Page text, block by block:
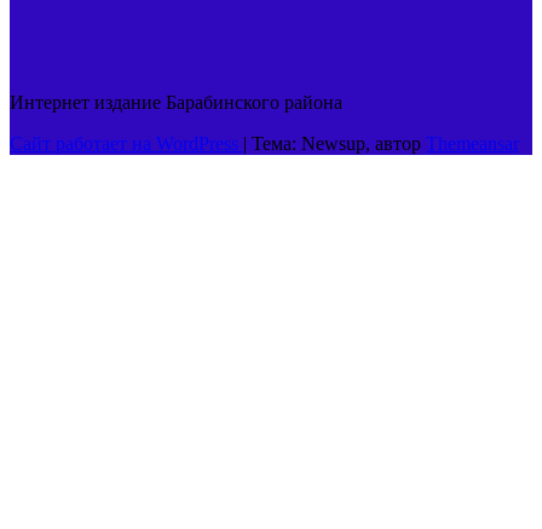
Интернет издание Барабинского района
Сайт работает на WordPress | Тема: Newsup, автор Themeansar